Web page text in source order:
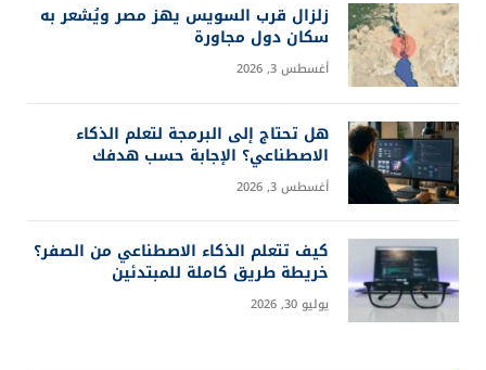
زلزال قرب السويس يهز مصر ويُشعر به
سكان دول مجاورة
أغسطس 3, 2026
هل تحتاج إلى البرمجة لتعلم الذكاء
الاصطناعي؟ الإجابة حسب هدفك
أغسطس 3, 2026
كيف تتعلم الذكاء الاصطناعي من الصفر؟
خريطة طريق كاملة للمبتدئين
يوليو 30, 2026